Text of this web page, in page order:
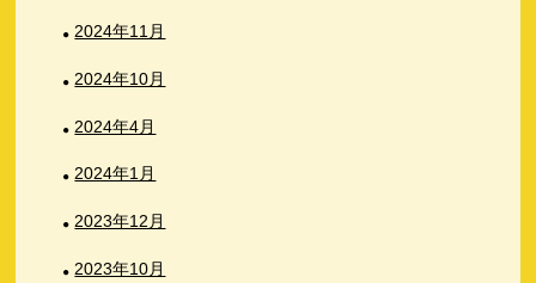
2024年11月
2024年10月
2024年4月
2024年1月
2023年12月
2023年10月